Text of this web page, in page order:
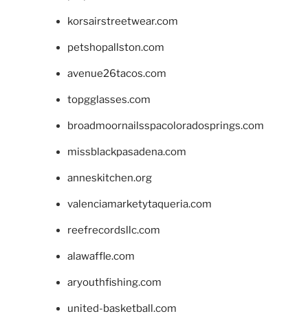
korsairstreetwear.com
petshopallston.com
avenue26tacos.com
topgglasses.com
broadmoornailsspacoloradosprings.com
missblackpasadena.com
anneskitchen.org
valenciamarketytaqueria.com
reefrecordsllc.com
alawaffle.com
aryouthfishing.com
united-basketball.com